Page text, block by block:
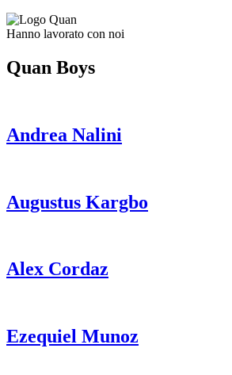
Hanno lavorato con noi
Quan Boys
Andrea Nalini
Augustus Kargbo
Alex Cordaz
Ezequiel Munoz